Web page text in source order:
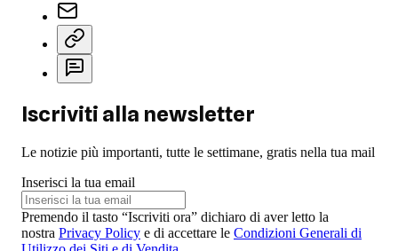
Iscriviti alla newsletter
Le notizie più importanti, tutte le settimane, gratis nella tua mail
Inserisci la tua email
Premendo il tasto “Iscriviti ora” dichiaro di aver letto la
nostra Privacy Policy e di accettare le Condizioni Generali di